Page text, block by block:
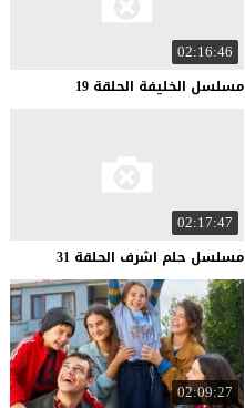
02:16:46
مسلسل الخليفة الحلقة 19
02:17:47
مسلسل حلم اشرف الحلقة 31
02:09:27